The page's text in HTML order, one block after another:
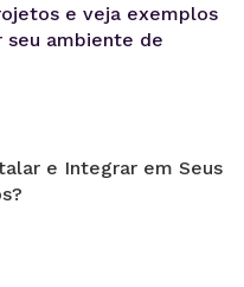
e veja exemplos
seu ambiente de